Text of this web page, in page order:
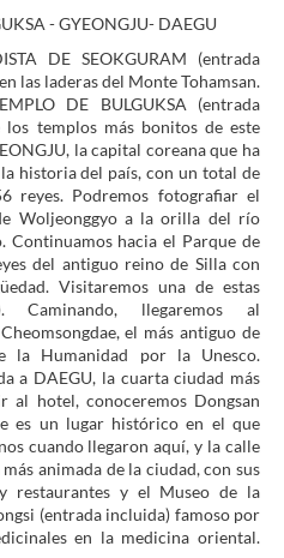
- GYEONGJU- DAEGU
DE SEOKGURAM (entrada
las laderas del Monte Tohamsan.
DE BULGUKSA (entrada
templos más bonitos de este
la capital coreana que ha
historia del país, con un total de
reyes. Podremos fotografiar el
Woljeonggyo a la orilla del río
Continuamos hacia el Parque de
del antiguo reino de Silla con
Visitaremos una de estas
Caminando, llegaremos al
el más antiguo de
la Humanidad por la Unesco.
a DAEGU, la cuarta ciudad más
al hotel, conoceremos Dongsan
es un lugar histórico en el que
cuando llegaron aquí, y la calle
animada de la ciudad, con sus
restaurantes y el Museo de la
(entrada incluida) famoso por
en la medicina oriental.